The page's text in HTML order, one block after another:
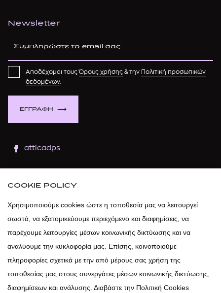
Newsletter
ΕΓΓΡΑΦΗ
Αποδέχομαι τουςΌρους χρήσης & την
Πολιτική προσωπικών
δεδομένων.
atticadps
atticadps
COOKIE POLICY
Χρησιμοποιούμε cookies ώστε η τοποθεσία μας να λειτουργεί
σωστά, να εξατομικεύουμε περιεχόμενο και διαφημίσεις, να
παρέχουμε λειτουργίες μέσων κοινωνικής δικτύωσης και να
αναλύουμε την κυκλοφορία μας. Επίσης, κοινοποιούμε
πληροφορίες σχετικά με την από μέρους σας χρήση της
τοποθεσίας μας στους συνεργάτες μέσων κοινωνικής δικτύωσης,
διαφημίσεων και ανάλυσης. Διαβάστε την Πολιτική Cookies